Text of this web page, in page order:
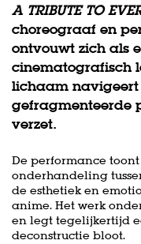
A TRIBUTE TO
choreograaf en
ontvouwt zich als
cinematografisch
lichaam navigeert
gefragmenteerde
verzet.
De performance
onderhandeling
de esthetiek en
anime. Het werk
en legt tegelijkertijd
deconstructie bloot.